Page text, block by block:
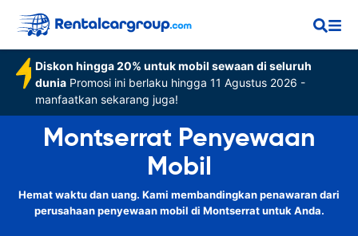
Diskon hingga 20% untuk mobil sewaan di seluruh
dunia Promosi ini berlaku hingga 11 Agustus 2026 -
manfaatkan sekarang juga!
Montserrat Penyewaan
Mobil
Hemat waktu dan uang. Kami membandingkan penawaran dari
perusahaan penyewaan mobil di Montserrat untuk Anda.